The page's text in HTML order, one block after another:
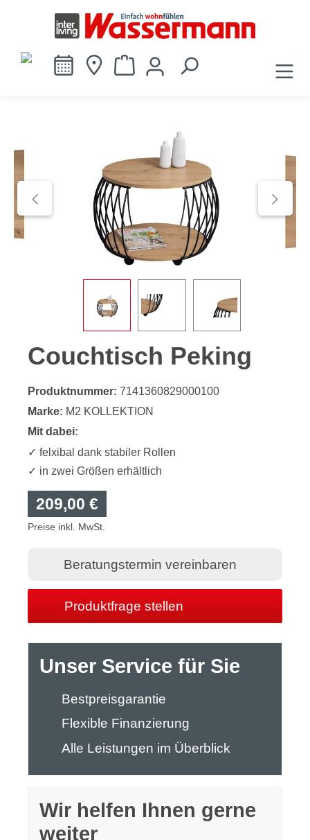
springen
Couchtisch Peking
Produktnummer: 7141360829000100
Marke: M2 KOLLEKTION
Mit dabei:
✓ felxibal dank stabiler Rollen
✓ in zwei Größen erhältlich
209,00 €
Preise inkl. MwSt.
Beratungstermin vereinbaren
Produktfrage stellen
Unser Service für Sie
Bestpreisgarantie
Flexible Finanzierung
Alle Leistungen im Überblick
Wir helfen Ihnen gerne
weiter